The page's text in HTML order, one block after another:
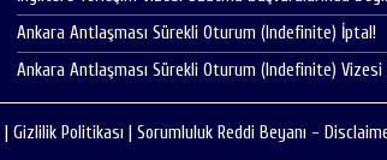
Ankara Antlaşması Sürekli Oturum (Indefinite) İptal!
Ankara Antlaşması Sürekli Oturum (Indefinite) Vizesi
Gizlilik Politikası Sorumluluk Reddi Beyanı -